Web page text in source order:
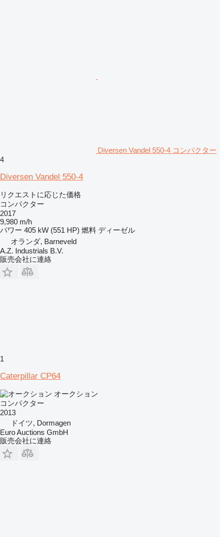
Diversen Vandel 550-4 コンパクター
4
Diversen Vandel 550-4
リクエストに応じた価格
コンパクター
2017
9,980 m/h
パワー 405 kW (551 HP) 燃料 ディーゼル
オランダ, Barneveld
A.Z. Industrials B.V.
販売会社に連絡
1
Caterpillar CP64
オークション
コンパクター
2013
ドイツ, Dormagen
Euro Auctions GmbH
販売会社に連絡